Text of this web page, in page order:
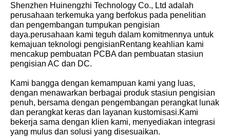
Shenzhen Huinengzhi Technology Co., Ltd adalah
perusahaan terkemuka yang berfokus pada penelitian
dan pengembangan tumpukan pengisian
daya.perusahaan kami teguh dalam komitmennya untuk
kemajuan teknologi pengisianRentang keahlian kami
mencakup pembuatan PCBA dan pembuatan stasiun
pengisian AC dan DC.
Kami bangga dengan kemampuan kami yang luas,
dengan menawarkan berbagai produk stasiun pengisian
penuh, bersama dengan pengembangan perangkat lunak
dan perangkat keras dan layanan kustomisasi.Kami
bekerja sama dengan klien kami, menyediakan integrasi
yang mulus dan solusi yang disesuaikan.